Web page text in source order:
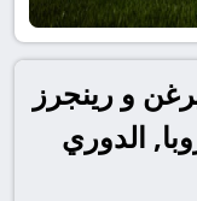
و رينجرز
23 في أوروبا, الدوري